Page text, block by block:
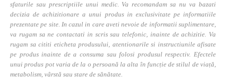
sfaturile sau prescriptiile unui medic. Va recomandam sa nu va bazati
decizia de achizitionare a unui produs in exclusivitate pe informatiile
prezentate pe site. In cazul in care aveti nevoie de informatii suplimentare,
va rugam sa ne contactati in scris sau telefonic, inainte de achizitie. Va
rugam sa cititi eticheta produsului, atentionarile si instructiunile afisate
pe produs inainte de a consuma sau folosi produsul respectiv. Efectele
unui produs pot varia de la o persoană la alta în funcție de stilul de viață,
metabolism, vârstă sau stare de sănătate.